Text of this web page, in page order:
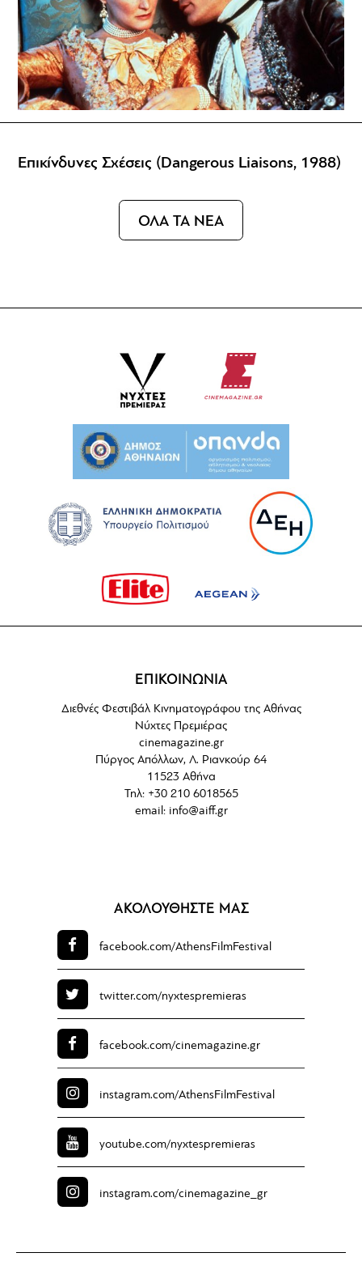
Επικίνδυνες Σχέσεις (Dangerous Liaisons, 1988)
ΟΛΑ ΤΑ ΝΕΑ
ΕΠΙΚΟΙΝΩΝΙΑ
Διεθνές Φεστιβάλ Κινηματογράφου της Αθήνας
Νύχτες Πρεμιέρας
cinemagazine.gr
Πύργος Απόλλων, Λ. Ριανκούρ 64
11523 Αθήνα
Τηλ: +30 210 6018565
email: info@aiff.gr
ΑΚΟΛΟΥΘΗΣΤΕ ΜΑΣ
facebook.com/AthensFilmFestival
twitter.com/nyxtespremieras
facebook.com/cinemagazine.gr
instagram.com/AthensFilmFestival
youtube.com/nyxtespremieras
instagram.com/cinemagazine_gr